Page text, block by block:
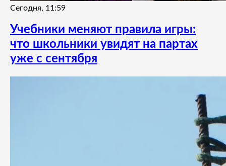
Сегодня, 11:59
Учебники меняют правила игры:
что школьники увидят на партах
уже с сентября